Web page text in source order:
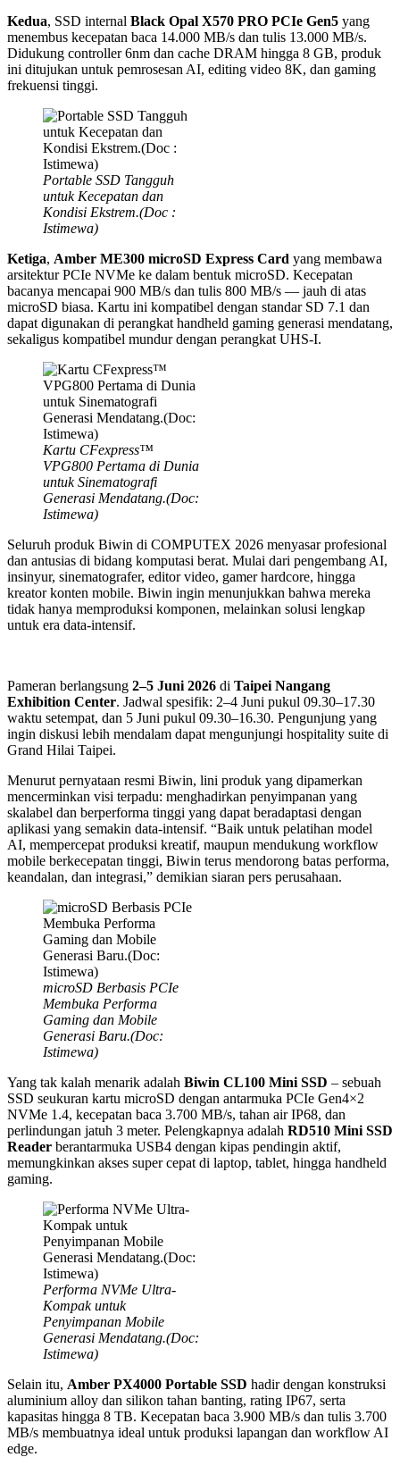
Kedua, SSD internal Black Opal X570 PRO PCIe Gen5 yang
menembus kecepatan baca 14.000 MB/s dan tulis 13.000 MB/s.
Didukung controller 6nm dan cache DRAM hingga 8 GB, produk
ini ditujukan untuk pemrosesan AI, editing video 8K, dan gaming
frekuensi tinggi.
Portable SSD Tangguh
untuk Kecepatan dan
Kondisi Ekstrem.(Doc :
Istimewa)
Ketiga, Amber ME300 microSD Express Card yang membawa
arsitektur PCIe NVMe ke dalam bentuk microSD. Kecepatan
bacanya mencapai 900 MB/s dan tulis 800 MB/s — jauh di atas
microSD biasa. Kartu ini kompatibel dengan standar SD 7.1 dan
dapat digunakan di perangkat handheld gaming generasi mendatang,
sekaligus kompatibel mundur dengan perangkat UHS-I.
Kartu CFexpress™
VPG800 Pertama di Dunia
untuk Sinematografi
Generasi Mendatang.(Doc:
Istimewa)
Seluruh produk Biwin di COMPUTEX 2026 menyasar profesional
dan antusias di bidang komputasi berat. Mulai dari pengembang AI,
insinyur, sinematografer, editor video, gamer hardcore, hingga
kreator konten mobile. Biwin ingin menunjukkan bahwa mereka
tidak hanya memproduksi komponen, melainkan solusi lengkap
untuk era data-intensif.
Pameran berlangsung 2–5 Juni 2026 di Taipei Nangang
Exhibition Center. Jadwal spesifik: 2–4 Juni pukul 09.30–17.30
waktu setempat, dan 5 Juni pukul 09.30–16.30. Pengunjung yang
ingin diskusi lebih mendalam dapat mengunjungi hospitality suite di
Grand Hilai Taipei.
Menurut pernyataan resmi Biwin, lini produk yang dipamerkan
mencerminkan visi terpadu: menghadirkan penyimpanan yang
skalabel dan berperforma tinggi yang dapat beradaptasi dengan
aplikasi yang semakin data-intensif. “Baik untuk pelatihan model
AI, mempercepat produksi kreatif, maupun mendukung workflow
mobile berkecepatan tinggi, Biwin terus mendorong batas performa,
keandalan, dan integrasi,” demikian siaran pers perusahaan.
microSD Berbasis PCIe
Membuka Performa
Gaming dan Mobile
Generasi Baru.(Doc:
Istimewa)
Yang tak kalah menarik adalah Biwin CL100 Mini SSD – sebuah
SSD seukuran kartu microSD dengan antarmuka PCIe Gen4×2
NVMe 1.4, kecepatan baca 3.700 MB/s, tahan air IP68, dan
perlindungan jatuh 3 meter. Pelengkapnya adalah RD510 Mini SSD
Reader berantarmuka USB4 dengan kipas pendingin aktif,
memungkinkan akses super cepat di laptop, tablet, hingga handheld
gaming.
Performa NVMe Ultra-
Kompak untuk
Penyimpanan Mobile
Generasi Mendatang.(Doc:
Istimewa)
Selain itu, Amber PX4000 Portable SSD hadir dengan konstruksi
aluminium alloy dan silikon tahan banting, rating IP67, serta
kapasitas hingga 8 TB. Kecepatan baca 3.900 MB/s dan tulis 3.700
MB/s membuatnya ideal untuk produksi lapangan dan workflow AI
edge.